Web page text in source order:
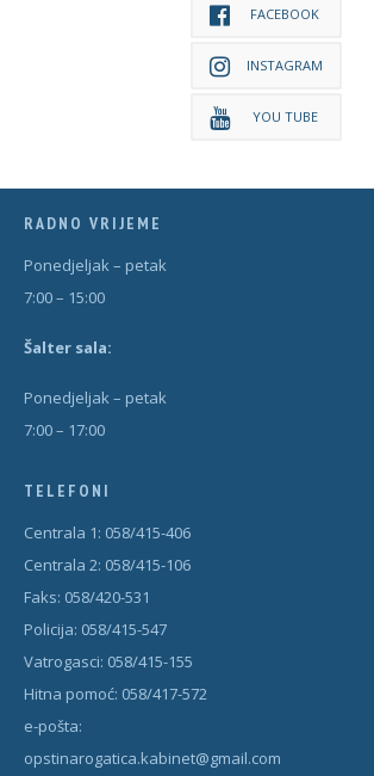
FACEBOOK
INSTAGRAM
YOU TUBE
RADNO VRIJEME
Ponedjeljak – petak
7:00 – 15:00
Šalter sala:
Ponedjeljak – petak
7:00 – 17:00
TELEFONI
Centrala 1: 058/415-406
Centrala 2: 058/415-106
Faks: 058/420-531
Policija: 058/415-547
Vatrogasci: 058/415-155
Hitna pomoć: 058/417-572
e-pošta:
opstinarogatica.kabinet@gmail.com